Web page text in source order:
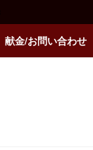
献金/お問い合わせ